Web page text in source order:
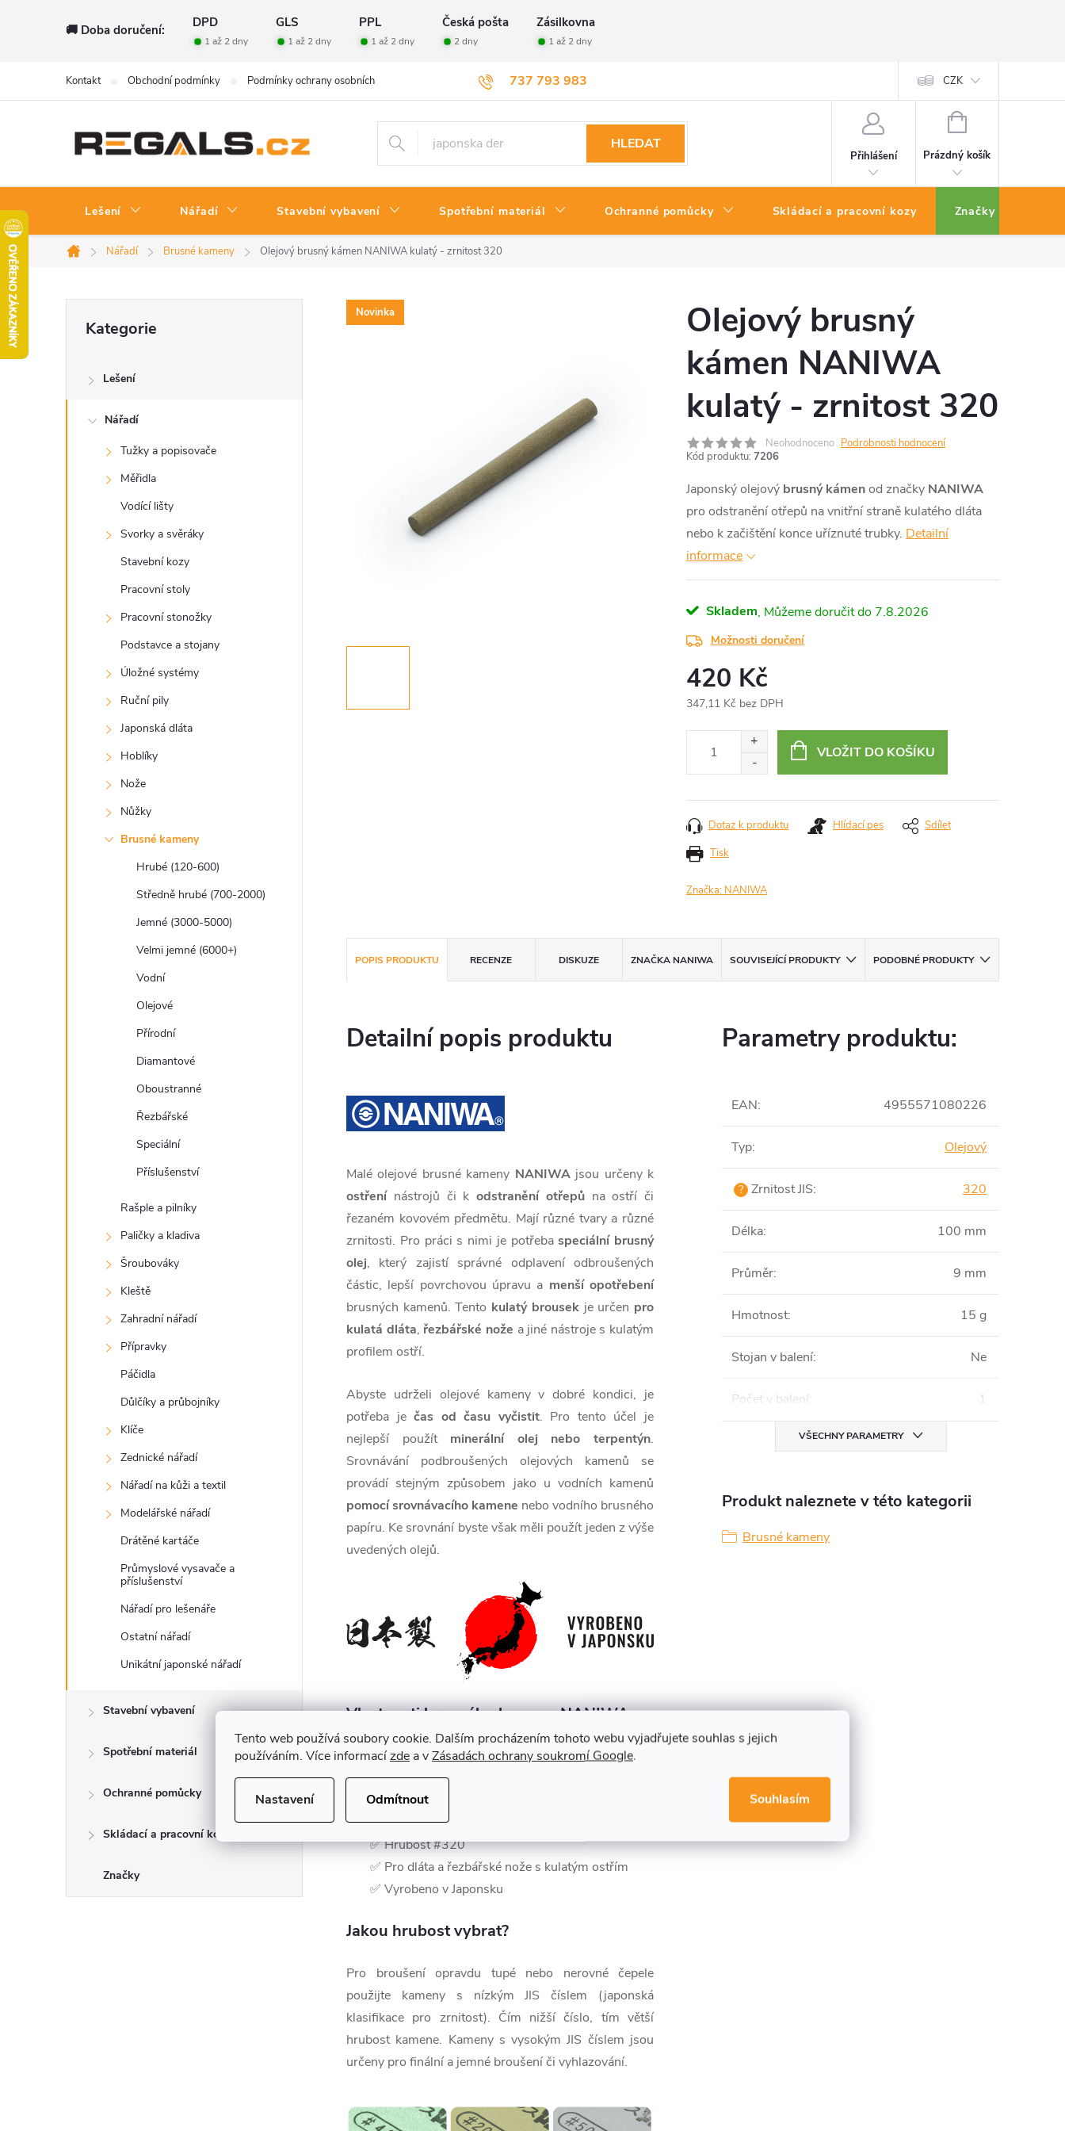
Tento web používá soubory cookie. Dalším procházením tohoto webu vyjadřujete souhlas s jejich
používáním. Více informacízde a vZásadách ochrany soukromí Google.
Nastavení Odmítnout Souhlasím
🚚 Doba doručení: DPD GLS PPL Česká pošta Zásilkovna
1 až 2 dny 1 až 2 dny 1 až 2 dny 2 dny 1 až 2 dny
737 793 983
Kontakt Obchodní podmínky Podmínky ochrany osobních údajů Velkoobchod Vrácení zboží CZK
HLEDAT
Přihlášení
NÁKUPNÍ
Prázdný košík
Lešení Nářadí Stavební vybavení Spotřební materiál Ochranné pomůcky Skládací a pracovní kozy Značky
Domů
Nářadí Brusné kameny Olejový brusný kámen NANIWA kulatý - zrnitost 320
s
kategorie
Kategorie
Lešení
Nářadí
Tužky a popisovače
Měřidla
Vodící lišty
Svorky a svěráky
Stavební kozy
Pracovní stoly
Pracovní stonožky
Podstavce a stojany
Úložné systémy
Ruční pily
Japonská dláta
Hoblíky
Nože
Nůžky
Brusné kameny
Hrubé (120-600)
Středně hrubé (700-2000)
Jemné (3000-5000)
Velmi jemné (6000+)
Vodní
Olejové
Přírodní
Diamantové
Oboustranné
Řezbářské
Speciální
Příslušenství
Rašple a pilníky
Paličky a kladiva
Šroubováky
Kleště
Zahradní nářadí
Přípravky
Páčidla
Důlčíky a průbojníky
Klíče
Zednické nářadí
Nářadí na kůži a textil
Modelářské nářadí
Drátěné kartáče
Průmyslové vysavače a
příslušenství
Nářadí pro lešenáře
Ostatní nářadí
Unikátní japonské nářadí
Stavební vybavení
Spotřební materiál
Ochranné pomůcky
Skládací a pracovní kozy
Značky
Novinka
Olejový brusný
kámen NANIWA
kulatý - zrnitost 320
Neohodnoceno Podrobnosti hodnocení
Kód produktu: 7206
Japonský olejový brusný kámenod značky NANIWA
pro odstranění otřepů na vnitřní straně kulatého dláta
nebo k začištění konce uříznuté trubky. Detailní
informace
Skladem 7.8.2026
Možnosti doručení
420 Kč
347,11 Kč bez DPH
VLOŽIT DO KOŠÍKU
Tisk
Dotaz k produktu Hlídací pes Sdílet
Značka: NANIWA
POPIS PRODUKTU RECENZE DISKUZE ZNAČKA NANIWA SOUVISEJÍCÍ PRODUKTY PODOBNÉ PRODUKTY
Detailní popis produktu
Malé olejové brusné kameny NANIWA jsou určeny k
ostřenínástrojů či k odstranění otřepůna ostří či
řezaném kovovém předmětu. Mají různé tvary a různé
zrnitosti. Pro práci s nimi je potřebaspeciální brusný
olej, který zajistí správné odplavení odbroušených
částic, lepší povrchovou úpravu a menší opotřebení
brusných kamenů. Tento kulatý brousekje určen pro
kulatá dláta, řezbářské nože a jiné nástroje s kulatým
profilem ostří.
Abyste udrželi olejové kameny v dobré kondici, je
potřeba ječas od času vyčistit. Pro tento účel je
nejlepší použít minerální olej nebo terpentýn.
Srovnávání podbroušených olejových kamenů se
provádí stejným způsobem jako u vodních kamenů
pomocí srovnávacího kamene nebo vodního brusného
papíru. Ke srovnání byste však měli použít jeden z výše
uvedených olejů.
Vlastnosti brusného kamene NANIWA
✅ Olejový brusný kámen
✅ Z kvalitního abrazivního materiálu
✅ Jemná a pevná struktura
✅ Použití s brusným olejem
✅ Hrubost #320
✅ Pro dláta a řezbářské nože s kulatým ostřím
✅ Vyrobeno v Japonsku
Jakou hrubost vybrat?
Pro broušení opravdu tupé nebo nerovné čepele
použijte kameny s nízkým JIS číslem (japonská
klasifikace pro zrnitost). Čím nižší číslo, tím větší
hrubost kamene. Kameny s vysokým JIS číslem jsou
určeny pro finální a jemné broušení či vyhlazování.
Parametry produktu:
EAN: 4955571080226
Typ: Olejový
? Zrnitost JIS: 320
Délka: 100 mm
Průměr: 9 mm
Hmotnost: 15 g
Stojan v balení: Ne
Počet v balení: 1
VŠECHNY PARAMETRY
Produkt naleznete v této kategorii
Brusné kameny